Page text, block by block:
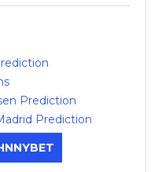
Prediction
Prediction